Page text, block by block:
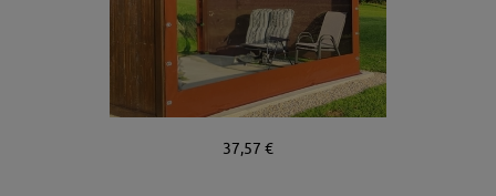
37,57 €